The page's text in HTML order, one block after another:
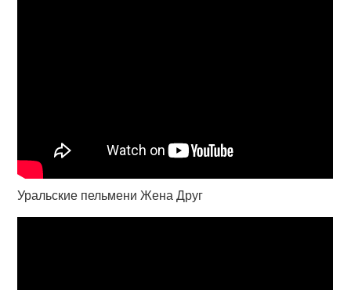
Уральские пельмени Жена Друг